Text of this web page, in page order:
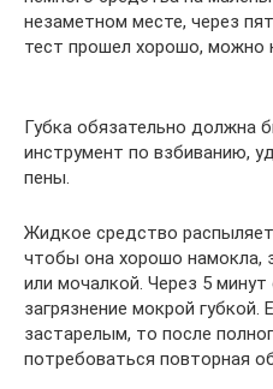
незаметном месте, через
тест прошел хорошо, можно
Губка обязательно должна
инструмент по взбиванию,
пены.
Жидкое средство
чтобы она хорошо намокла,
или мочалкой. Через 5
загрязнение мокрой губкой.
застарелым, то после
потребоваться повторная